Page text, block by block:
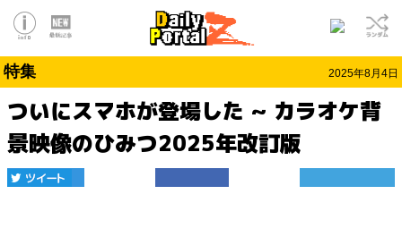
特集 2025年8月4日
ついにスマホが登場した ~ カラオケ背
景映像のひみつ2025年改訂版